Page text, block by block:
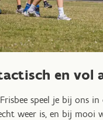
en vol
speel je bij ons in
weer is, en bij mooi